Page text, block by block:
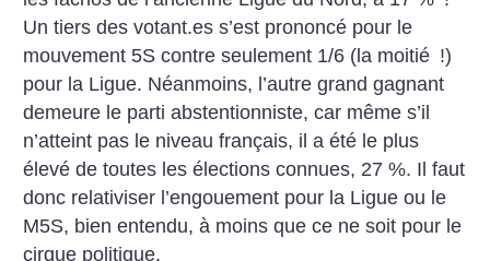
Un tiers des votant.es s’est prononcé pour le
mouvement 5S contre seulement 1/6 (la moitié !)
pour la Ligue. Néanmoins, l’autre grand gagnant
demeure le parti abstentionniste, car même s’il
n’atteint pas le niveau français, il a été le plus
élevé de toutes les élections connues, 27 %. Il faut
donc relativiser l’engouement pour la Ligue ou le
M5S, bien entendu, à moins que ce ne soit pour le
cirque politique.